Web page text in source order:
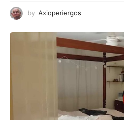
by Axioperiergos